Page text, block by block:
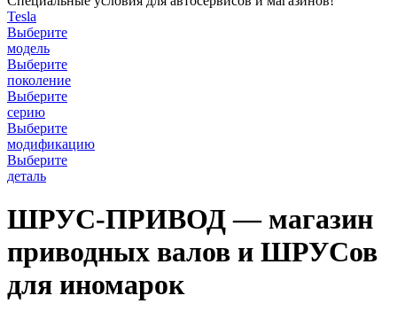
Tesla
Выберите
модель
Выберите
поколение
Выберите
серию
Выберите
модификацию
Выберите
деталь
ШРУС-ПРИВОД — магазин
приводных валов и ШРУСов
для иномарок